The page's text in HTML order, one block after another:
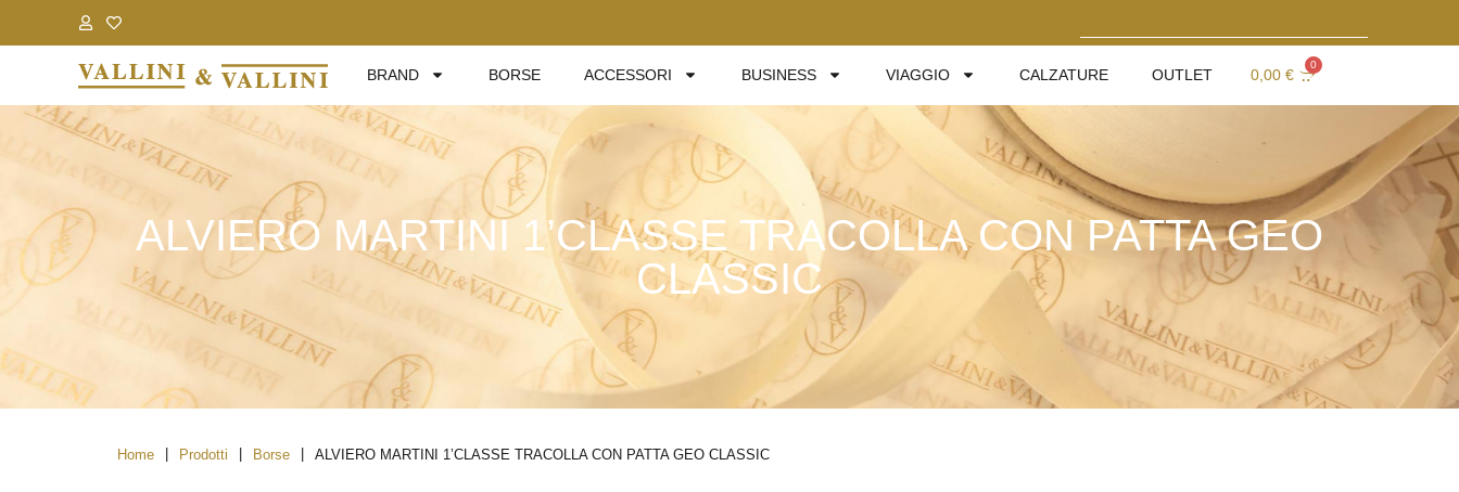
BRAND BORSE ACCESSORI BUSINESS VIAGGIO CALZATURE OUTLET 0,00 €
0
ALVIERO MARTINI 1’CLASSE TRACOLLA CON PATTA GEO
CLASSIC
Home Prodotti Borse ALVIERO MARTINI 1’CLASSE TRACOLLA CON PATTA GEO CLASSIC